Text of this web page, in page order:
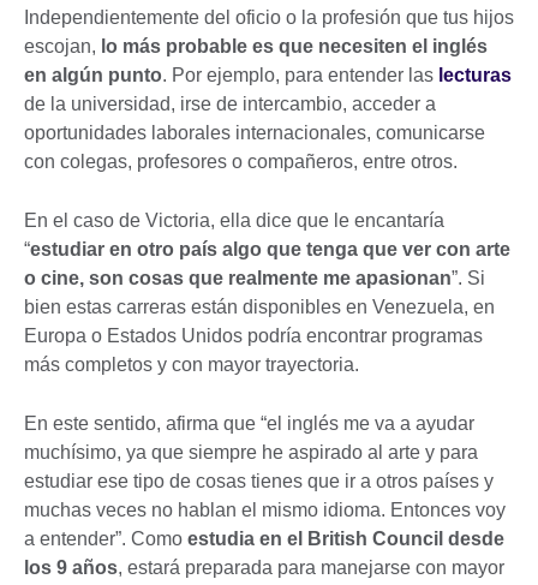
Independientemente del oficio o la profesión que tus hijos
escojan, lo más probable es que necesiten el inglés
en algún punto. Por ejemplo, para entender las lecturas
de la universidad, irse de intercambio, acceder a
oportunidades laborales internacionales, comunicarse
con colegas, profesores o compañeros, entre otros.
En el caso de Victoria, ella dice que le encantaría
“estudiar en otro país algo que tenga que ver con arte
o cine, son cosas que realmente me apasionan”. Si
bien estas carreras están disponibles en Venezuela, en
Europa o Estados Unidos podría encontrar programas
más completos y con mayor trayectoria.
En este sentido, afirma que “el inglés me va a ayudar
muchísimo, ya que siempre he aspirado al arte y para
estudiar ese tipo de cosas tienes que ir a otros países y
muchas veces no hablan el mismo idioma. Entonces voy
a entender”. Como estudia en el British Council desde
los 9 años, estará preparada para manejarse con mayor